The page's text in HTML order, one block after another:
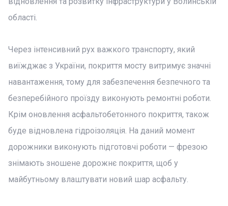
області.
Через інтенсивний рух важкого транспорту, який
виїжджає з України, покриття мосту витримує значні
навантаження, тому для забезпечення безпечного та
безперебійного проїзду виконують ремонтні роботи.
Крім оновлення асфальтобетонного покриття, також
буде відновлена гідроізоляція. На даний момент
дорожники виконують підготовчі роботи — фрезою
знімають зношене дорожнє покриття, щоб у
майбутньому влаштувати новий шар асфальту.